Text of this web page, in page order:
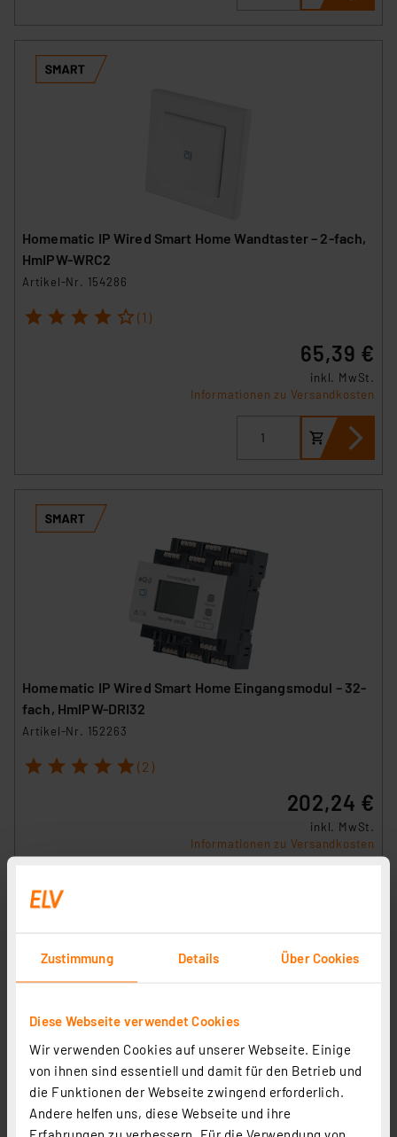
Zustimmung Details Über Cookies
Diese Webseite verwendet Cookies
Wir verwenden Cookies auf unserer Webseite. Einige
von ihnen sind essentiell und damit für den Betrieb und
die Funktionen der Webseite zwingend erforderlich.
Andere helfen uns, diese Webseite und ihre
Erfahrungen zu verbessern. Für die Verwendung von
Homematic IP Wired Smart Home Wandtaster – 2-fach,
HmIPW-WRC2
Artikel-Nr. 154286
1 2 3 4 5 (1)
65,39 €
inkl. MwSt.
Informationen zu Versandkosten
Homematic IP Wired Smart Home Eingangsmodul – 32-
fach, HmIPW-DRI32
Artikel-Nr. 152263
1 2 3 4 5 (2)
202,24 €
inkl. MwSt.
Informationen zu Versandkosten